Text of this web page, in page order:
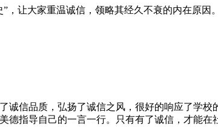
让大家重温诚信，领略其经久不衰的内在原因。
诚信品质，弘扬了诚信之风，很好的响应了学
指导自己的一言一行。只有有了诚信，才能在